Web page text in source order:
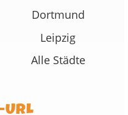
Dortmund
Leipzig
Alle Städte
URL